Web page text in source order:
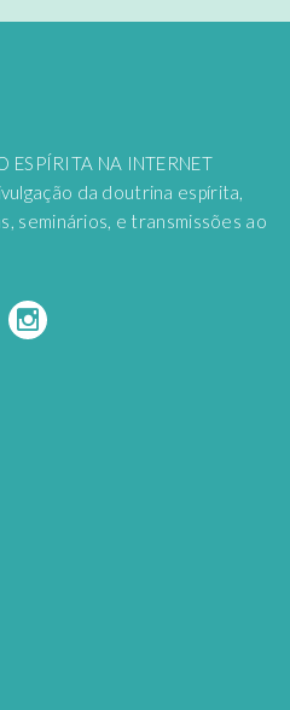
ESPÍRITA NA INTERNET
da doutrina espírita,
seminários, e transmissões ao